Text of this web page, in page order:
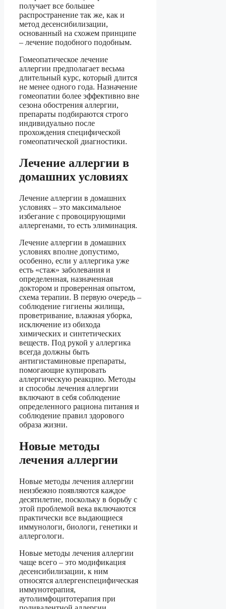
получает все большее
распространение так же, как и
метод десенсибилизации,
основанный на схожем принципе
– лечение подобного подобным.
Гомеопатическое лечение
аллергии предполагает весьма
длительный курс, который длится
не менее одного года. Назначение
гомеопатии более эффективно вне
сезона обострения аллергии,
препараты подбираются строго
индивидуально после
прохождения специфической
гомеопатической диагностики.
Лечение аллергии в
домашних условиях
Лечение аллергии в домашних
условиях – это максимальное
избегание с провоцирующими
аллергенами, то есть элиминация.
Лечение аллергии в домашних
условиях вполне допустимо,
особенно, если у аллергика уже
есть «стаж» заболевания и
определенная, назначенная
доктором и проверенная опытом,
схема терапии. В первую очередь –
соблюдение гигиены жилища,
проветривание, влажная уборка,
исключение из обихода
химических и синтетических
веществ. Под рукой у аллергика
всегда должны быть
антигистаминовые препараты,
помогающие купировать
аллергическую реакцию. Методы
и способы лечения аллергии
включают в себя соблюдение
определенного рациона питания и
соблюдение правил здорового
образа жизни.
Новые методы
лечения аллергии
Новые методы лечения аллергии
неизбежно появляются каждое
десятилетие, поскольку в борьбу с
этой проблемой века включаются
практически все выдающиеся
иммунологи, биологи, генетики и
аллергологи.
Новые методы лечения аллергии
чаще всего – это модификация
десенсибилизации, к ним
относятся аллергенспецифическая
иммунотерапия,
аутолимфоцитотерапия при